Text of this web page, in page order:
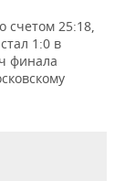
счетом 25:18,
1:0 в
финала